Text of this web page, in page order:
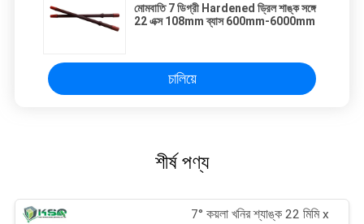
মোমবাতি 7 ডিগ্রী Hardened ড্রিল শাঙ্ক সঙ্গে
22 এক্স 108mm ব্যাস 600mm-6000mm
চালিয়ে
শীর্ষ পণ্য
7° কয়লা খনির শ্যাঙ্ক 22 মিমি x